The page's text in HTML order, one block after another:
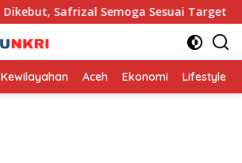
Semoga Sesuai Target
Aceh Ekonomi Lifestyle